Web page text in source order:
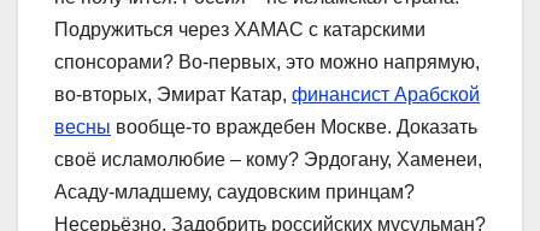
Подружиться через ХАМАС с катарскими
спонсорами? Во-первых, это можно напрямую,
во-вторых, Эмират Катар, финансист Арабской
весны вообще-то враждебен Москве. Доказать
своё исламолюбие – кому? Эрдогану, Хаменеи,
Асаду-младшему, саудовским принцам?
Несерьёзно. Задобрить российских мусульман?